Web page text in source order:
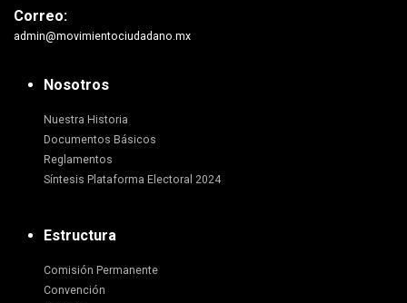
Correo:
admin@movimientociudadano.mx
Nosotros
Nuestra Historia
Documentos Básicos
Reglamentos
Síntesis Plataforma Electoral 2024
Estructura
Comisión Permanente
Convención